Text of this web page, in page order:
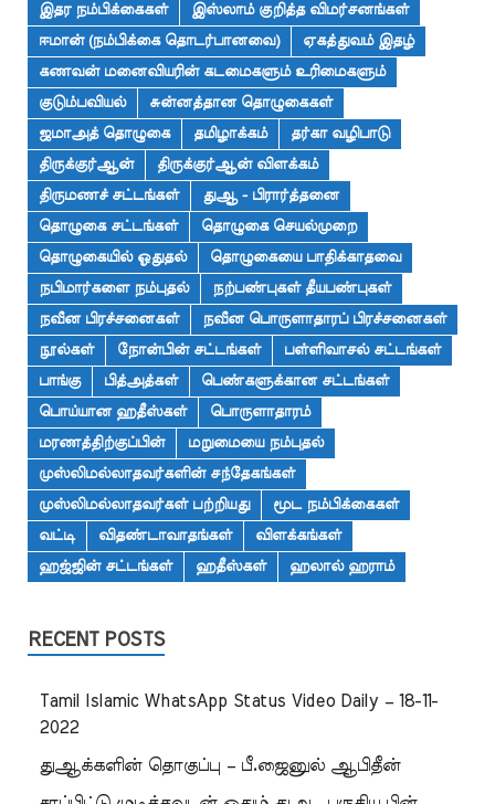
இதர நம்பிக்கைகள்
இஸ்லாம் குறித்த விமர்சனங்கள்
ஈமான் (நம்பிக்கை தொடர்பானவை)
ஏகத்துவம் இதழ்
கணவன் மனைவியரின் கடமைகளும் உரிமைகளும்
குடும்பவியல்
சுன்னத்தான தொழுகைகள்
ஜமாஅத் தொழுகை
தமிழாக்கம்
தர்கா வழிபாடு
திருக்குர்ஆன்
திருக்குர்ஆன் விளக்கம்
திருமணச் சட்டங்கள்
துஆ - பிரார்த்தனை
தொழுகை சட்டங்கள்
தொழுகை செயல்முறை
தொழுகையில் ஓதுதல்
தொழுகையை பாதிக்காதவை
நபிமார்களை நம்புதல்
நற்பண்புகள் தீயபண்புகள்
நவீன பிரச்சனைகள்
நவீன பொருளாதாரப் பிரச்சனைகள்
நூல்கள்
நோன்பின் சட்டங்கள்
பள்ளிவாசல் சட்டங்கள்
பாங்கு
பித்அத்கள்
பெண்களுக்கான சட்டங்கள்
பொய்யான ஹதீஸ்கள்
பொருளாதாரம்
மரணத்திற்குப்பின்
மறுமையை நம்புதல்
முஸ்லிமல்லாதவர்களின் சந்தேகங்கள்
முஸ்லிமல்லாதவர்கள் பற்றியது
மூட நம்பிக்கைகள்
வட்டி
விதண்டாவாதங்கள்
விளக்கங்கள்
ஹஜ்ஜின் சட்டங்கள்
ஹதீஸ்கள் ஹலால் ஹராம்
RECENT POSTS
Tamil Islamic WhatsApp Status Video Daily – 18-11-
2022
துஆக்களின் தொகுப்பு – பீ.ஜைனுல் ஆபிதீன்